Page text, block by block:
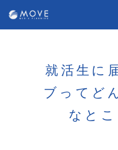
就活生に
ブってど
なとこ